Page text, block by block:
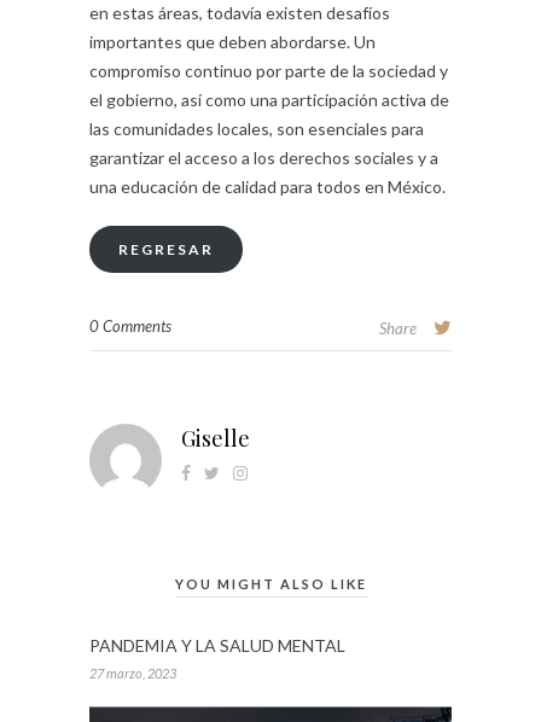
en estas áreas, todavía existen desafíos
importantes que deben abordarse. Un
compromiso continuo por parte de la sociedad y
el gobierno, así como una participación activa de
las comunidades locales, son esenciales para
garantizar el acceso a los derechos sociales y a
una educación de calidad para todos en México.
REGRESAR
0 Comments Share
Giselle
YOU MIGHT ALSO LIKE
PANDEMIA Y LA SALUD MENTAL
27 marzo, 2023